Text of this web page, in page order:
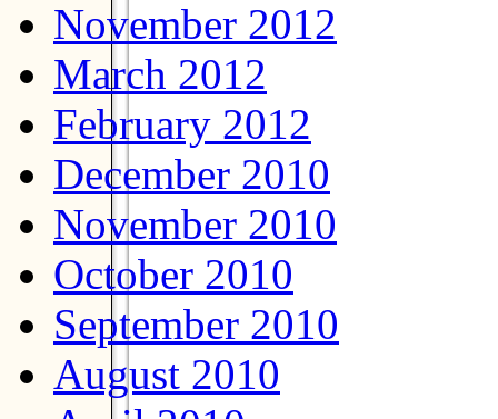
November 2012
March 2012
February 2012
December 2010
November 2010
October 2010
September 2010
August 2010